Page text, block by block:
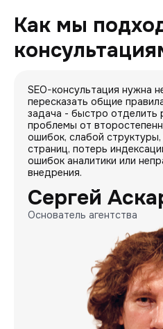
Как мы
SEO-консультация нужна
пересказать общие
задача - быстро отделить
проблемы от
ошибок, слабой
страниц, потерь
ошибок аналитики или
внедрения.
Сергей
Основатель агентства